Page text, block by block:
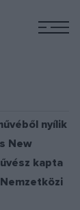
nyílik
New
kapta